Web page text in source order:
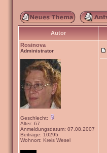
Autor
Rosinova
Administrator
Geschlecht:
Alter: 67
Anmeldungsdatum: 07.08.2007
Beiträge: 10295
Wohnort: Kreis Wesel